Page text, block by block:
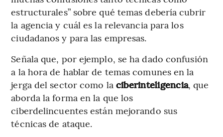
estructurales” sobre qué temas debería cubrir
la agencia y cuál es la relevancia para los
ciudadanos y para las empresas.
Señala que, por ejemplo, se ha dado confusión
a la hora de hablar de temas comunes en la
jerga del sector como la ciberinteligencia, que
aborda la forma en la que los
ciberdelincuentes están mejorando sus
técnicas de ataque.